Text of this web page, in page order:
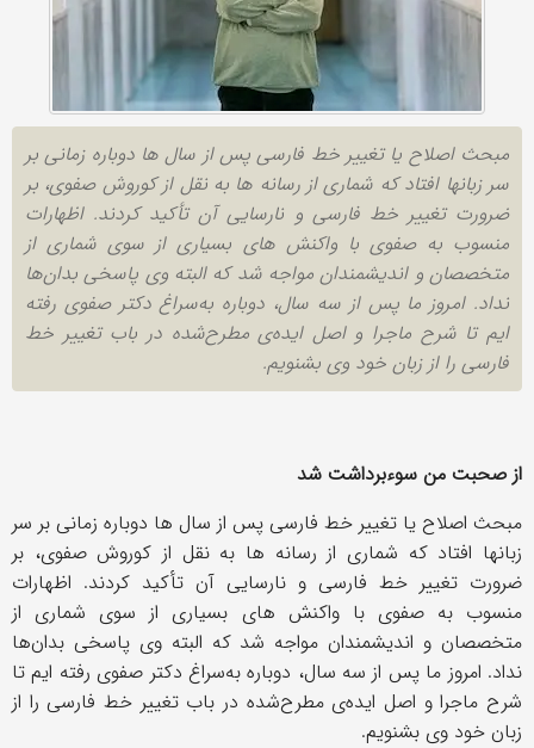
مبحث اصلاح یا تغییر خط فارسی پس از سال ها دوباره زمانی بر
سر زبان­ها افتاد که شماری از رسانه ها به نقل از کوروش صفوی، بر
ضرورت تغییر خط فارسی و نارسایی آن تأکید کردند. اظهارات
منسوب به صفوی با واکنش های بسیاری از سوی شماری از
متخصصان و اندیشمندان مواجه شد که البته وی پاسخی بدان‌ها
نداد. امروز ما پس از سه سال، دوباره به‌سراغ دکتر صفوی رفته
ایم تا شرح ماجرا و اصل ایده‌ی مطرح‌شده در باب تغییر خط
فارسی را از زبان خود وی بشنویم.
از صحبت من سوءبرداشت شد
مبحث اصلاح یا تغییر خط فارسی پس از سال ها دوباره زمانی بر سر
زبان­ها افتاد که شماری از رسانه ها به نقل از کوروش صفوی، بر
ضرورت تغییر خط فارسی و نارسایی آن تأکید کردند. اظهارات
منسوب به صفوی با واکنش های بسیاری از سوی شماری از
متخصصان و اندیشمندان مواجه شد که البته وی پاسخی بدان‌ها
نداد. امروز ما پس از سه سال، دوباره به‌سراغ دکتر صفوی رفته ایم تا
شرح ماجرا و اصل ایده‌ی مطرح‌شده در باب تغییر خط فارسی را از
زبان خود وی بشنویم.